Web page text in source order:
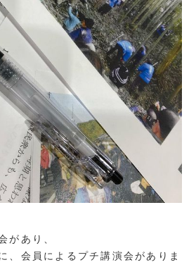
があり、
、会員によるプチ講演会がありま